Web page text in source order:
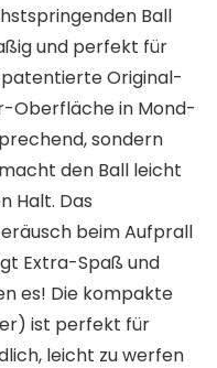
Ball
und perfekt für
Original-
Oberfläche in Mond-
sondern
den Ball leicht
Halt. Das
beim Aufprall
Extra-Spaß und
es! Die kompakte
ist perfekt für
leicht zu werfen